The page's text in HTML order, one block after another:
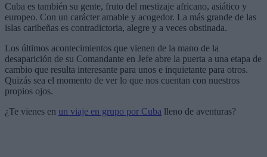
Cuba es también su gente, fruto del mestizaje africano, asiático y
europeo. Con un carácter amable y acogedor. La más grande de las
islas caribeñas es contradictoria, alegre y a veces obstinada.
Los últimos acontecimientos que vienen de la mano de la
desaparición de su Comandante en Jefe abre la puerta a una etapa de
cambio que resulta interesante para unos e inquietante para otros.
Quizás sea el momento de ver lo que nos cuentan con nuestros
propios ojos.
¿Te vienes en un viaje en grupo por Cuba lleno de aventuras?